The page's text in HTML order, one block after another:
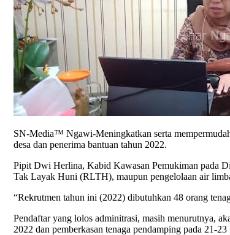
SN-Media™ Ngawi-Meningkatkan serta
desa dan penerima bantuan tahun 2022.
Pipit Dwi Herlina, Kabid Kawasan Pemukiman pada
Tak Layak Huni (RLTH), maupun pengelolaan air
“Rekrutmen tahun ini (2022) dibutuhkan 48 orang
Pendaftar yang lolos adminitrasi, masih menurutnya,
2022 dan pemberkasan tenaga pendamping pada 21-